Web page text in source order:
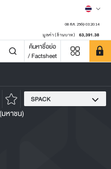
08 ส.ค. 2569 03:20:14
มูลค่า (ล้านบาท) 63,391.38
ค้นหาชื่อย่อ
/ Factsheet
SPACK
หาชน)